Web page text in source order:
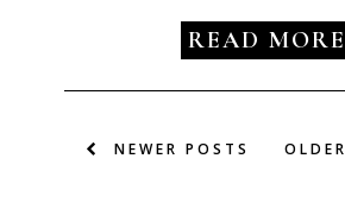
READ MORE
NEWER POSTS